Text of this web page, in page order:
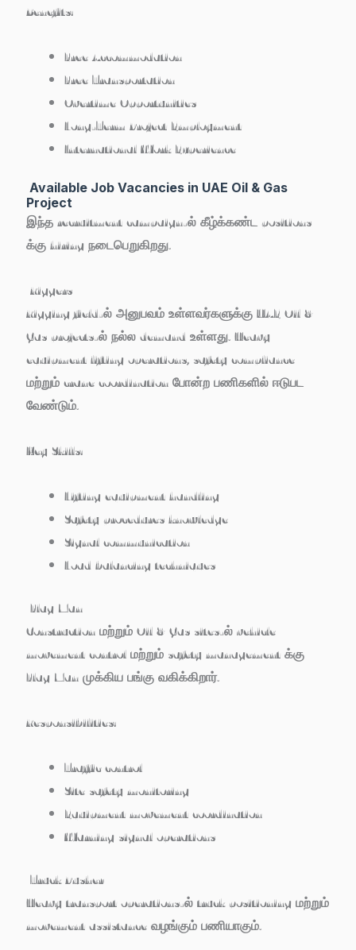
Benefits:
Free Accommodation
Free Transportation
Overtime Opportunities
Long-Term Project Employment
International Work Experience
Available Job Vacancies in UAE Oil & Gas
Project
இந்த recruitment campaign-ல் கீழ்க்கண்ட positions
க்கு hiring நடைபெறுகிறது.
Riggers
Rigging field-ல் அனுபவம் உள்ளவர்களுக்கு UAE Oil &
Gas projects-ல் நல்ல demand உள்ளது. Heavy
equipment lifting operations, safety compliance
மற்றும் crane coordination போன்ற பணிகளில் ஈடுபட
வேண்டும்.
Key Skills:
Lifting equipment handling
Safety procedures knowledge
Signal communication
Load balancing techniques
Flag Man
Construction மற்றும் Oil & Gas sites-ல் vehicle
movement control மற்றும் safety management க்கு
Flag Man முக்கிய பங்கு வகிக்கிறார்.
Responsibilities:
Traffic control
Site safety monitoring
Equipment movement coordination
Warning signal operations
Truck Pusher
Heavy transport operations-ல் truck positioning மற்றும்
movement assistance வழங்கும் பணியாகும்.